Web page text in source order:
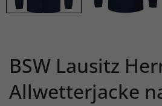
BSW Lausitz
Allwetterjacke